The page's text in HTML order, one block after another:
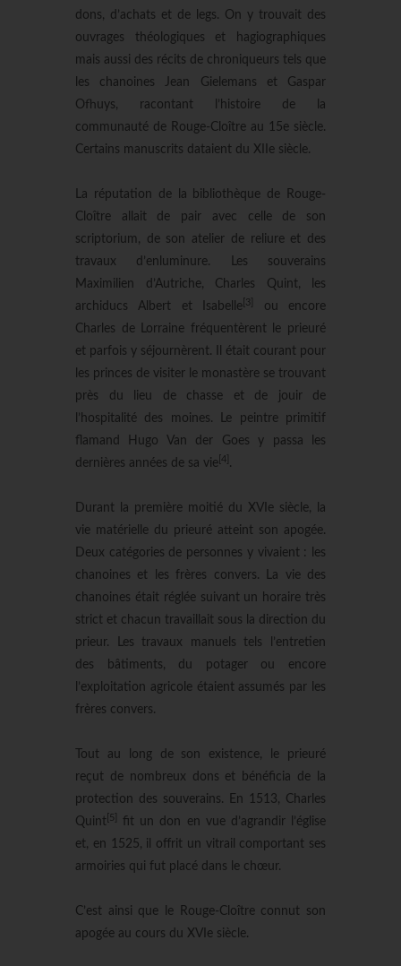
dons, d’achats et de legs. On y trouvait des
ouvrages théologiques et hagiographiques
mais aussi des récits de chroniqueurs tels que
les chanoines Jean Gielemans et Gaspar
Ofhuys, racontant l’histoire de la
communauté de Rouge-Cloître au 15e siècle.
Certains manuscrits dataient du XIIe siècle.
La réputation de la bibliothèque de Rouge-
Cloître allait de pair avec celle de son
scriptorium, de son atelier de reliure et des
travaux d’enluminure. Les souverains
Maximilien d’Autriche, Charles Quint, les
archiducs Albert et Isabelle [3]
ou encore
Charles de Lorraine fréquentèrent le prieuré
et parfois y séjournèrent. Il était courant pour
les princes de visiter le monastère se trouvant
près du lieu de chasse et de jouir de
l’hospitalité des moines. Le peintre primitif
flamand Hugo Van der Goes y passa les
dernières années de sa vie [4] .
Durant la première moitié du XVIe siècle, la
vie matérielle du prieuré atteint son apogée.
Deux catégories de personnes y vivaient : les
chanoines et les frères convers. La vie des
chanoines était réglée suivant un horaire très
strict et chacun travaillait sous la direction du
prieur. Les travaux manuels tels l’entretien
des bâtiments, du potager ou encore
l’exploitation agricole étaient assumés par les
frères convers.
Tout au long de son existence, le prieuré
reçut de nombreux dons et bénéficia de la
protection des souverains. En 1513, Charles
Quint [5]
fit un don en vue d’agrandir l’église
et, en 1525, il offrit un vitrail comportant ses
armoiries qui fut placé dans le chœur.
C’est ainsi que le Rouge-Cloître connut son
apogée au cours du XVIe siècle.